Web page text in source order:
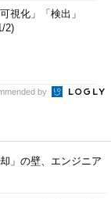
視化」「検出」
2)
by
」の壁、エンジニア